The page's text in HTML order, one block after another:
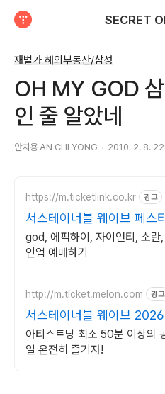
SECRET
재벌가 해외부동산/삼성
OH MY GOD
인 줄 알았네
안치용 AN CHI YONG 2010. 2. 8.
https://m.ticketlink.co.kr 광고
서스테이너블 웨이브 페스
god, 에픽하이, 자이언티, 소란
인업 예매하기
http://m.ticket.melon.com 광고
서스테이너블 웨이브
아티스트당 최소 50분 이상의
일 온전히 즐기자!